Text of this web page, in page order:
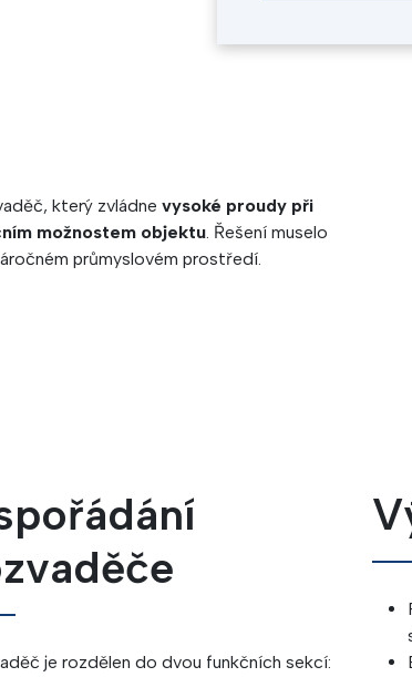
který zvládne vysoké proudy při
možnostem objektu. Řešení muselo
průmyslovém prostředí.
je rozdělen do dvou funkčních sekcí: